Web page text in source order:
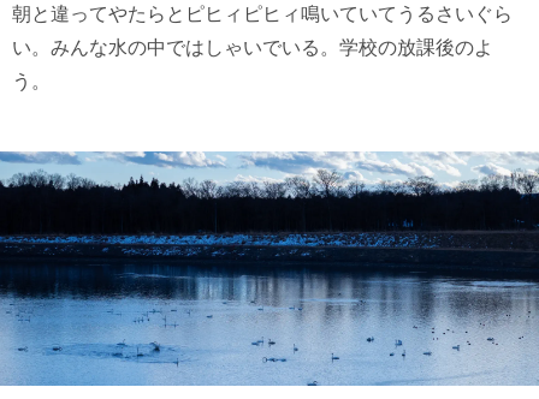
朝と違ってやたらとピヒィピヒィ鳴いていてうるさいぐら
い。みんな水の中ではしゃいでいる。学校の放課後のよ
う。